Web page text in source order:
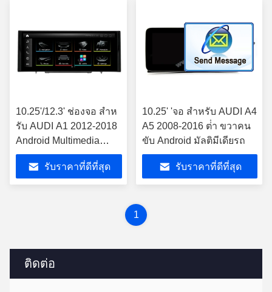
ติดต่อ
10.25'/12.3' ช่องจอ สําห
รับ AUDI A1 2012-2018
Android Multimedia
Player
รับราคาที่ดีที่สุด
10.25' 'จอ สําหรับ AUDI A4
A5 2008-2016 ต่ํา ขวาคน
ขับ Android มัลติมีเดียรถ
รับราคาที่ดีที่สุด
1